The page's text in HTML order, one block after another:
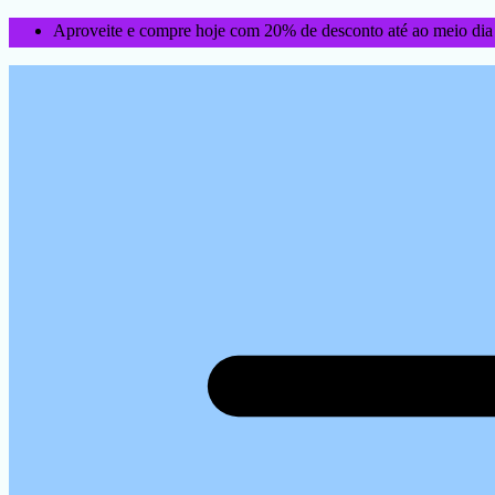
Aproveite e compre hoje com 20% de desconto até ao meio